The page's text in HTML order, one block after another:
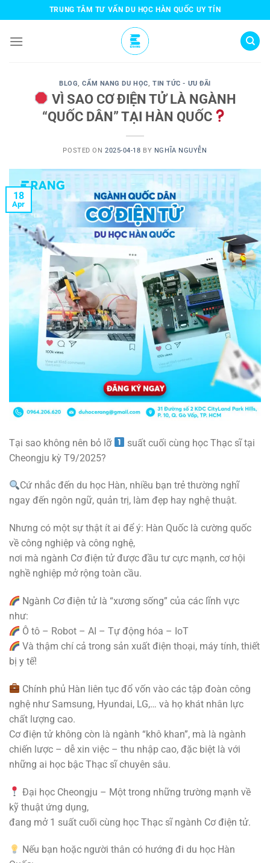
to
content
TRUNG TÂM TƯ VẤN DU HỌC HÀN QUỐC UY TÍN
BLOG,CẨM NANG DU HỌC, TIN TỨC - ƯU ĐÃI
VÌ SAO CƠ ĐIỆN TỬ LÀ NGÀNH
“QUỐC DÂN” TẠI HÀN QUỐC
POSTED ON 2025-04-18 BY NGHĨA NGUYỄN
18
Apr
Tại sao không nên bỏ lỡ
suất cuối cùng học Thạc sĩ tại
Cheongju kỳ T9/2025?
Cứ nhắc đến du học Hàn, nhiều bạn trẻ thường nghĩ
ngay đến ngôn ngữ, quản trị, làm đẹp hay nghệ thuật.
Nhưng có một sự thật ít ai để ý: Hàn Quốc là cường quốc
về công nghiệp và công nghệ,
nơi mà ngành Cơ điện tử được đầu tư cực mạnh, cơ hội
nghề nghiệp mở rộng toàn cầu.
Ngành Cơ điện tử là “xương sống” của các lĩnh vực
như:
Ô tô – Robot – AI – Tự động hóa – IoT
Và thậm chí cả trong sản xuất điện thoại, máy tính, thiết
bị y tế!
Chính phủ Hàn liên tục đổ vốn vào các tập đoàn công
nghệ như Samsung, Hyundai, LG,… và họ khát nhân lực
chất lượng cao.
Cơ điện tử không còn là ngành “khô khan”, mà là ngành
chiến lược – dễ xin việc – thu nhập cao, đặc biệt là với
những ai học bậc Thạc sĩ chuyên sâu.
Đại học Cheongju – Một trong những trường mạnh về
kỹ thuật ứng dụng,
đang mở 1 suất cuối cùng học Thạc sĩ ngành Cơ điện tử.
Nếu bạn hoặc người thân có hướng đi du học Hàn